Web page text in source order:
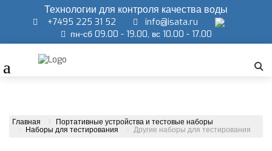
Технологии для контроля качества воды
+7495 225 31 52
info@isata.ru
пн-сб 09.00 - 19.00, вс 10.00 - 17.00
Главная
Портативные устройства и тестовые наборы
Наборы для тестирования
Другие наборы для тестирования